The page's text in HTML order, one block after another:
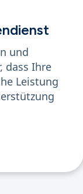
und
dass Ihre
Leistung